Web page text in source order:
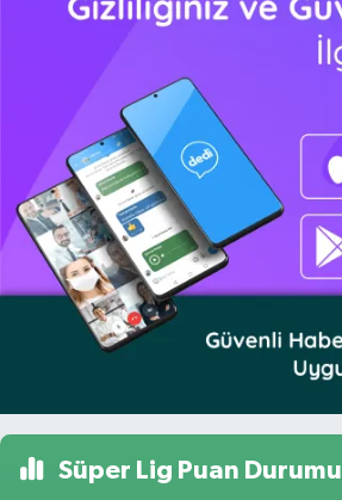
Süper Lig Puan Durumu